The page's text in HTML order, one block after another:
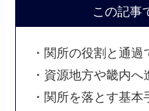
この記事
・関所の役割と通
・資源地方や畿内
・関所を落とす基